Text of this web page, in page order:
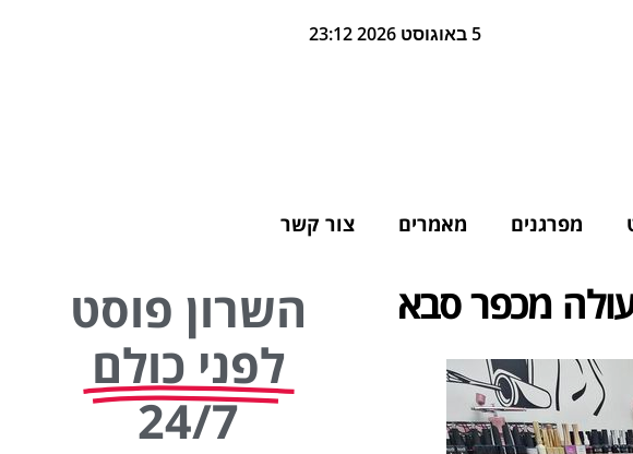
5 באוגוסט 2026 23:12
מפרגנים מאמרים צור קשר
מכפר סבא
השרון פוסט
לפני כולם
24/7